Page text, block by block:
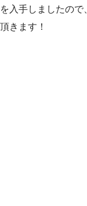
を入手しましたので
頂きます！